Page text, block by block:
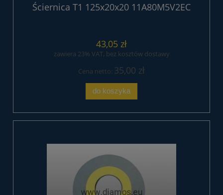
Ściernica T1 125x20x20 11A80M5V2EC
43,05 zł
zawiera 23% VAT, bez kosztów dostawy
Cena netto: 35,00 zł
do koszyka